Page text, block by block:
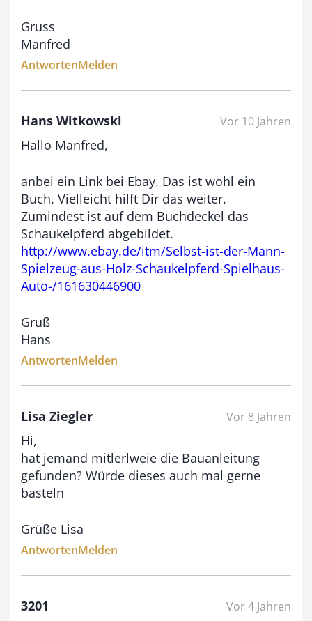
Gruss
Manfred
AntwortenMelden
Hans Witkowski Vor 10 Jahren
Hallo Manfred,
anbei ein Link bei Ebay. Das ist wohl ein
Buch. Vielleicht hilft Dir das weiter.
Zumindest ist auf dem Buchdeckel das
Schaukelpferd abgebildet.
http://www.ebay.de/itm/Selbst-ist-der-Mann-
Spielzeug-aus-Holz-Schaukelpferd-Spielhaus-
Auto-/161630446900
Gruß
Hans
AntwortenMelden
Lisa Ziegler Vor 8 Jahren
Hi,
hat jemand mitlerlweie die Bauanleitung
gefunden? Würde dieses auch mal gerne
basteln
Grüße Lisa
AntwortenMelden
3201 Vor 4 Jahren